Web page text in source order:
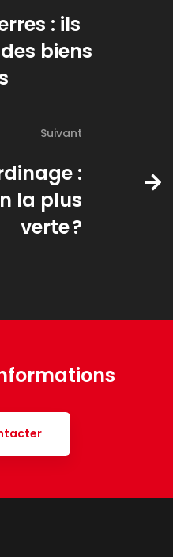
: ils
biens
Suivant
:
la plus
verte ?